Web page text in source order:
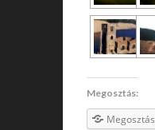
Megosztás:
Megosztás